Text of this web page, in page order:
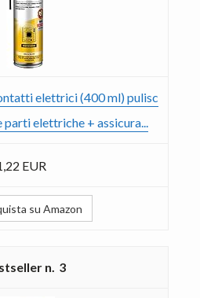
elettrici (400 ml) pulisc
elettriche + assicura...
EUR
su Amazon
3